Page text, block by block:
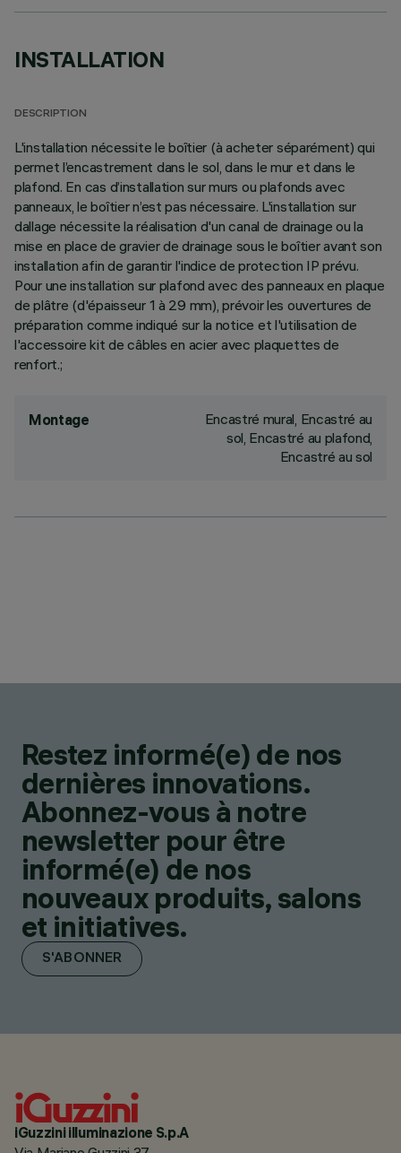
INSTALLATION
DESCRIPTION
L'installation nécessite le boîtier (à acheter séparément) qui
permet l’encastrement dans le sol, dans le mur et dans le
plafond. En cas d’installation sur murs ou plafonds avec
panneaux, le boîtier n’est pas nécessaire. L'installation sur
dallage nécessite la réalisation d'un canal de drainage ou la
mise en place de gravier de drainage sous le boîtier avant son
installation afin de garantir l'indice de protection IP prévu.
Pour une installation sur plafond avec des panneaux en plaque
de plâtre (d'épaisseur 1 à 29 mm), prévoir les ouvertures de
préparation comme indiqué sur la notice et l'utilisation de
l'accessoire kit de câbles en acier avec plaquettes de
renfort.;
Montage
Encastré mural, Encastré au
sol, Encastré au plafond,
Encastré au sol
Restez informé(e) de nos
dernières innovations.
Abonnez-vous à notre
newsletter pour être
informé(e) de nos
nouveaux produits, salons
et initiatives.
S'ABONNER
iGuzzini illuminazione S.p.A